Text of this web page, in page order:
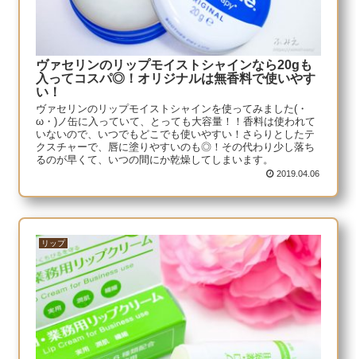
ヴァセリンのリップモイストシャインなら20gも
入ってコスパ◎！オリジナルは無香料で使いやす
い！
ヴァセリンのリップモイストシャインを使ってみました(・
ω・)ノ缶に入っていて、とっても大容量！！香料は使われて
いないので、いつでもどこでも使いやすい！さらりとしたテ
クスチャーで、唇に塗りやすいのも◎！その代わり少し落ち
るのが早くて、いつの間にか乾燥してしまいます。
2019.04.06
リップ